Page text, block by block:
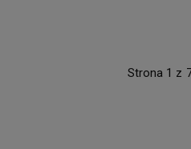
Strona 1 z